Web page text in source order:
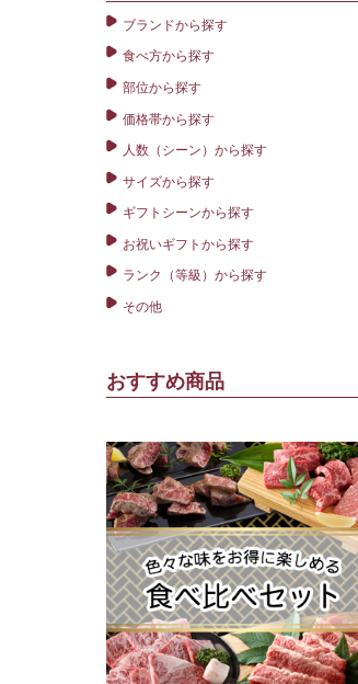
ブランドから探す
食べ方から探す
部位から探す
価格帯から探す
人数（シーン）から探す
サイズから探す
ギフトシーンから探す
お祝いギフトから探す
ランク（等級）から探す
その他
おすすめ商品